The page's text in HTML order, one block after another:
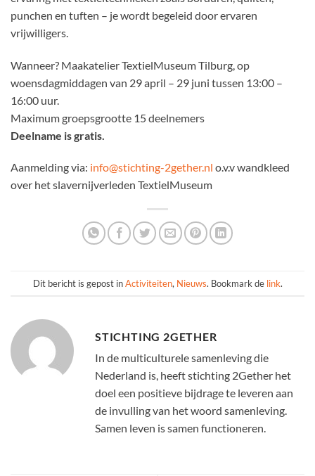
punchen en tuften – je wordt begeleid door ervaren
vrijwilligers.
Wanneer? Maakatelier TextielMuseum Tilburg, op
woensdagmiddagen van 29 april – 29 juni tussen 13:00 –
16:00 uur.
Maximum groepsgrootte 15 deelnemers
Deelname is gratis.
Aanmelding via: info@stichting-2gether.nl o.v.v wandkleed
over het slavernijverleden TextielMuseum
Dit bericht is gepost inActiviteiten, Nieuws. Bookmark de link.
STICHTING 2GETHER
In de multiculturele samenleving die
Nederland is, heeft stichting 2Gether het
doel een positieve bijdrage te leveren aan
de invulling van het woord samenleving.
Samen leven is samen functioneren.